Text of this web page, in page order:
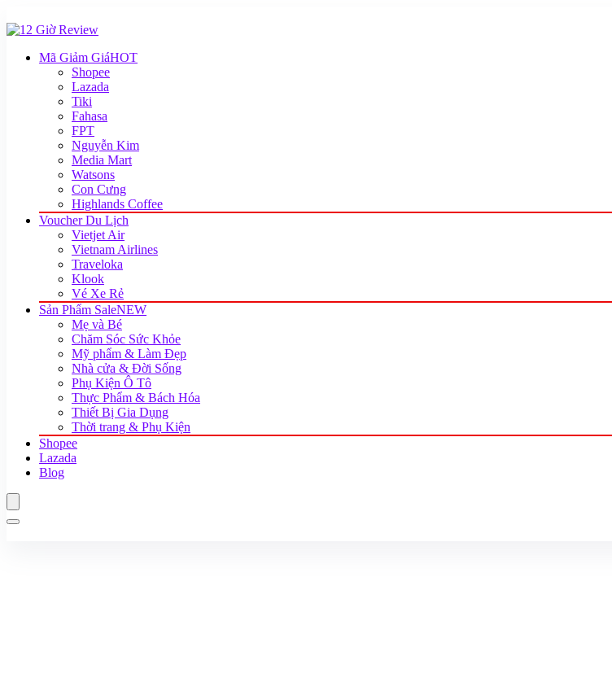
Mã Giảm GiáHOT
Shopee
Lazada
Tiki
Fahasa
FPT
Nguyễn Kim
Media Mart
Watsons
Con Cưng
Highlands Coffee
Voucher Du Lịch
Vietjet Air
Vietnam Airlines
Traveloka
Klook
Vé Xe Rẻ
Sản Phẩm SaleNEW
Mẹ và Bé
Chăm Sóc Sức Khỏe
Mỹ phẩm & Làm Đẹp
Nhà cửa & Đời Sống
Phụ Kiện Ô Tô
Thực Phẩm & Bách Hóa
Thiết Bị Gia Dụng
Thời trang & Phụ Kiện
Shopee
Lazada
Blog